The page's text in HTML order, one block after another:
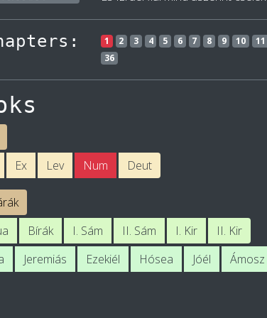
1 2 3 4 5 6 7 8 9 10 11
36
Ex Lev Num Deut
Bírák I. Sám II. Sám I. Kir
II. Kir
Jeremiás Ezekiél Hósea Jóél Ámosz